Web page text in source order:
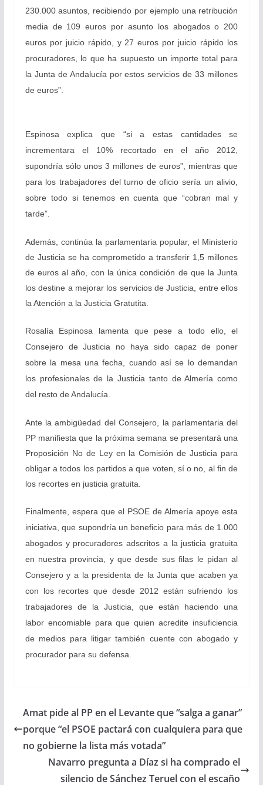
230.000 asuntos, recibiendo por ejemplo una retribución
media de 109 euros por asunto los abogados o 200
euros por juicio rápido, y 27 euros por juicio rápido los
procuradores, lo que ha supuesto un importe total para
la Junta de Andalucía por estos servicios de 33 millones
de euros”.
Espinosa explica que “si a estas cantidades se
incrementara el 10% recortado en el año 2012,
supondría sólo unos 3 millones de euros”, mientras que
para los trabajadores del turno de oficio sería un alivio,
sobre todo si tenemos en cuenta que “cobran mal y
tarde”.
Además, continúa la parlamentaria popular, el Ministerio
de Justicia se ha comprometido a transferir 1,5 millones
de euros al año, con la única condición de que la Junta
los destine a mejorar los servicios de Justicia, entre ellos
la Atención a la Justicia Gratutita.
Rosalía Espinosa lamenta que pese a todo ello, el
Consejero de Justicia no haya sido capaz de poner
sobre la mesa una fecha, cuando así se lo demandan
los profesionales de la Justicia tanto de Almería como
del resto de Andalucía.
Ante la ambigüedad del Consejero, la parlamentaria del
PP manifiesta que la próxima semana se presentará una
Proposición No de Ley en la Comisión de Justicia para
obligar a todos los partidos a que voten, sí o no, al fin de
los recortes en justicia gratuita.
Finalmente, espera que el PSOE de Almería apoye esta
iniciativa, que supondría un beneficio para más de 1.000
abogados y procuradores adscritos a la justicia gratuita
en nuestra provincia, y que desde sus filas le pidan al
Consejero y a la presidenta de la Junta que acaben ya
con los recortes que desde 2012 están sufriendo los
trabajadores de la Justicia, que están haciendo una
labor encomiable para que quien acredite insuficiencia
de medios para litigar también cuente con abogado y
procurador para su defensa.
Amat pide al PP en el Levante que “salga a ganar”
porque “el PSOE pactará con cualquiera para que
no gobierne la lista más votada”
Navarro pregunta a Díaz si ha comprado el
silencio de Sánchez Teruel con el escaño